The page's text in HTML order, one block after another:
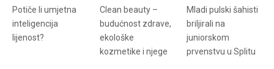
Potiče li umjetna
inteligencija
lijenost?
Clean beauty –
budućnost zdrave,
ekološke
kozmetike i njege
Mladi pulski šahisti
briljirali na
juniorskom
prvenstvu u Splitu